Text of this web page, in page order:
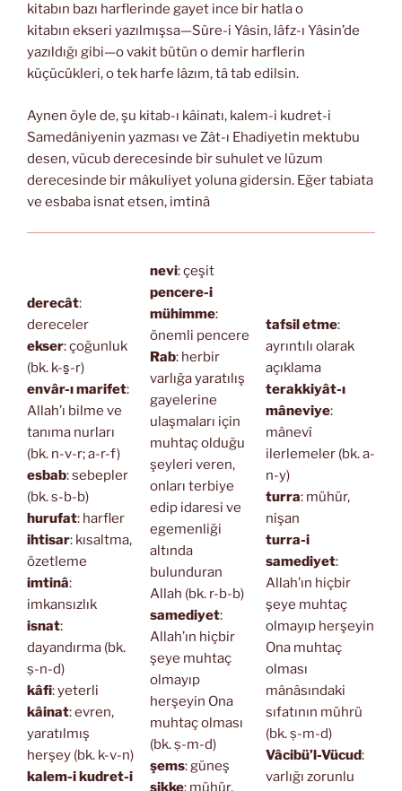
kitabın bazı harflerinde gayet ince bir hatla o
kitabın ekseri yazılmışsa—Sûre-i Yâsin, lâfz-ı Yâsin’de
yazıldığı gibi—o vakit bütün o demir harflerin
küçücükleri, o tek harfe lâzım, tâ tab edilsin.
Aynen öyle de, şu kitab-ı kâinatı, kalem-i kudret-i
Samedâniyenin yazması ve Zât-ı Ehadiyetin mektubu
desen, vücub derecesinde bir suhulet ve lüzum
derecesinde bir mâkuliyet yoluna gidersin. Eğer tabiata
ve esbaba isnat etsen, imtinâ
derecât:
dereceler
ekser: çoğunluk
(bk. k-s̱-r)
envâr-ı marifet:
Allah’ı bilme ve
tanıma nurları
(bk. n-v-r; a-r-f)
esbab: sebepler
(bk. s-b-b)
hurufat: harfler
ihtisar: kısaltma,
özetleme
imtinâ:
imkansızlık
isnat:
dayandırma (bk.
ṣ-n-d)
kâfi: yeterli
kâinat: evren,
yaratılmış
herşey (bk. k-v-n)
kalem-i kudret-i
nevi: çeşit
pencere-i
mühimme:
önemli pencere
Rab: herbir
varlığa yaratılış
gayelerine
ulaşmaları için
muhtaç olduğu
şeyleri veren,
onları terbiye
edip idaresi ve
egemenliği
altında
bulunduran
Allah (bk. r-b-b)
samediyet:
Allah’ın hiçbir
şeye muhtaç
olmayıp
herşeyin Ona
muhtaç olması
(bk. ṣ-m-d)
şems: güneş
sikke: mühür,
tafsil etme:
ayrıntılı olarak
açıklama
terakkiyât-ı
mâneviye:
mânevî
ilerlemeler (bk. a-
n-y)
turra: mühür,
nişan
turra-i
samediyet:
Allah’ın hiçbir
şeye muhtaç
olmayıp herşeyin
Ona muhtaç
olması
mânâsındaki
sıfatının mührü
(bk. ṣ-m-d)
Vâcibü’l-Vücud:
varlığı zorunlu